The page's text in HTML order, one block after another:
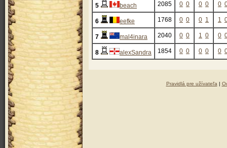
5 beach 2085 0 0 0 0 0
6 eefke 1768 0 0 0 1 1
7 mal4inara 2040 0 0 1 0 0
8 alexSandra 1854 0 0 0 0 0
Pravidlá pre užívateľa |